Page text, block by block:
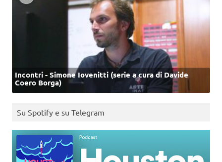
Incontri - Simone Iovenitti (serie a cura di Davide
Coero Borga)
Su Spotify e su Telegram